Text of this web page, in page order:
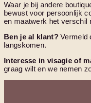
Waar je bij andere
bewust voor persoonlijk
en maatwerk het verschil
Ben je al klant?Vermeld
langskomen.
Interesse in visagie of
graag wilt en we nemen